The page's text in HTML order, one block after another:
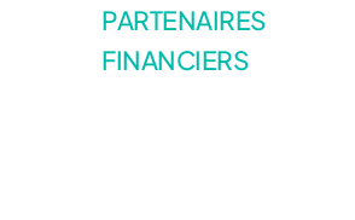
PARTENAIRES
FINANCIERS